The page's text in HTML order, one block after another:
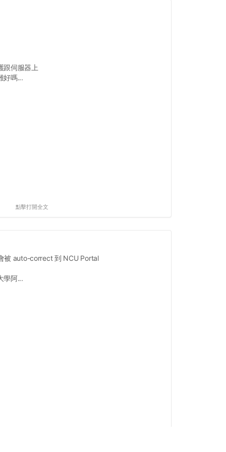
跟伺服器上
好嗎...
點擊打開全文
被 auto-correct 到 NCU Portal
學阿...